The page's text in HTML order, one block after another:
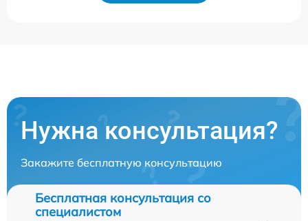
Нужна консультация?
Закажите бесплатную консультацию
Бесплатная консультация со
специалистом